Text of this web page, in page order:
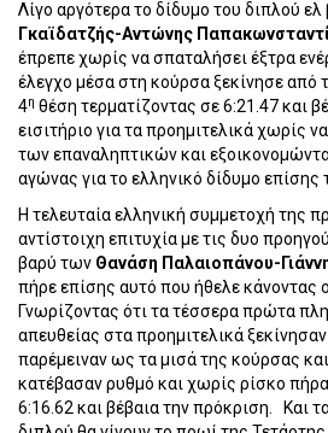
Λίγο αργότερα το δίδυμο του διπλού
Γκαϊδατζής-Αντώνης
έπρεπε χωρίς να σπαταλήσει έξτρα
έλεγχο μέσα στη κούρσα ξεκίνησε από
4η θέση τερματίζοντας σε 6:21.47 και
εισιτήριο για τα προημιτελικά χωρίς
των επαναληπτικών και
αγώνας για το ελληνικό δίδυμο επίσης
Η τελευταία ελληνική συμμετοχή της
αντίστοιχη επιτυχία με τις δυο
βαρύ των Θανάση Παλαιοπάνου-
πήρε επίσης αυτό που ήθελε κάνοντας
Γνωρίζοντας ότι τα τέσσερα πρώτα
απευθείας στα προημιτελικά
παρέμειναν ως τα μισά της κούρσας
κατέβασαν ρυθμό και χωρίς ρίσκο
6:16.62 και βέβαια την πρόκριση.
Και